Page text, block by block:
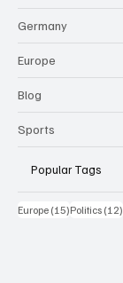
Germany
Europe
Blog
Sports
Popular Tags
Europe (15)15 Beiträge
Politics (12)